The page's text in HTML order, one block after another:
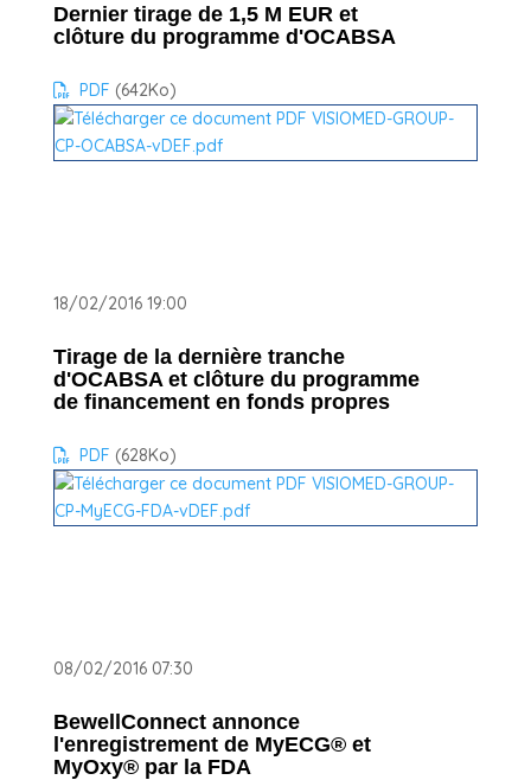
Dernier tirage de 1,5 M EUR et
clôture du programme d'OCABSA
PDF (642Ko)
18/02/2016 19:00
Tirage de la dernière tranche
d'OCABSA et clôture du programme
de financement en fonds propres
PDF (628Ko)
08/02/2016 07:30
BewellConnect annonce
l'enregistrement de MyECG® et
MyOxy® par la FDA